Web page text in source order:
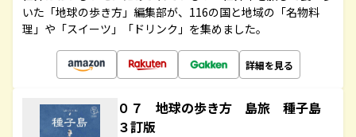
いた「地球の歩き方」編集部が、116の国と地域の「名物料
理」や「スイーツ」「ドリンク」を集めました。
詳細を見る
０７ 地球の歩き方 島旅 種子島
３訂版